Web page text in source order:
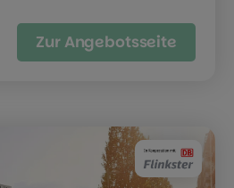
Zur Angebotsseite